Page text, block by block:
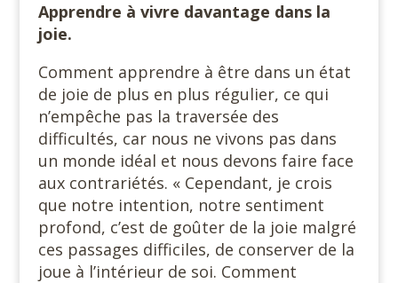
Apprendre à vivre davantage dans la
joie.
Comment apprendre à être dans un état
de joie de plus en plus régulier, ce qui
n’empêche pas la traversée des
difficultés, car nous ne vivons pas dans
un monde idéal et nous devons faire face
aux contrariétés. « Cependant, je crois
que notre intention, notre sentiment
profond, c’est de goûter de la joie malgré
ces passages difficiles, de conserver de la
joue à l’intérieur de soi. Comment